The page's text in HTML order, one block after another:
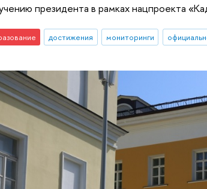
президента в рамках нацпроекта
достижения мониторинги